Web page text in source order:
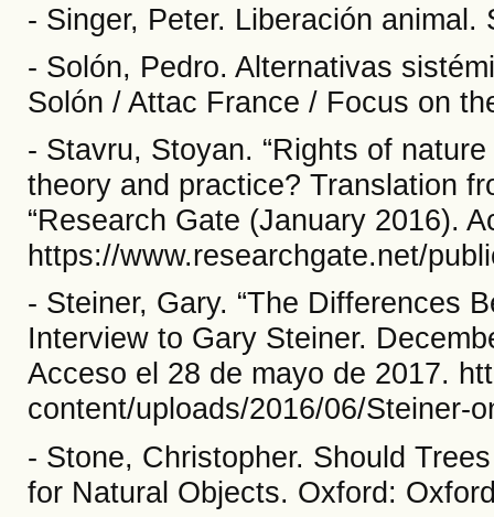
- Singer, Peter. Liberación
- Solón, Pedro. Alternativas
Solón / Attac France / Focus on
- Stavru, Stoyan. “Rights of
theory and practice? Translation
“Research Gate (January 2016).
https://www.researchgate.net/
- Steiner, Gary. “The Differences
Interview to Gary Steiner.
Acceso el 28 de mayo de 2017.
content/uploads/2016/06/Steiner-
- Stone, Christopher. Should
for Natural Objects. Oxford: